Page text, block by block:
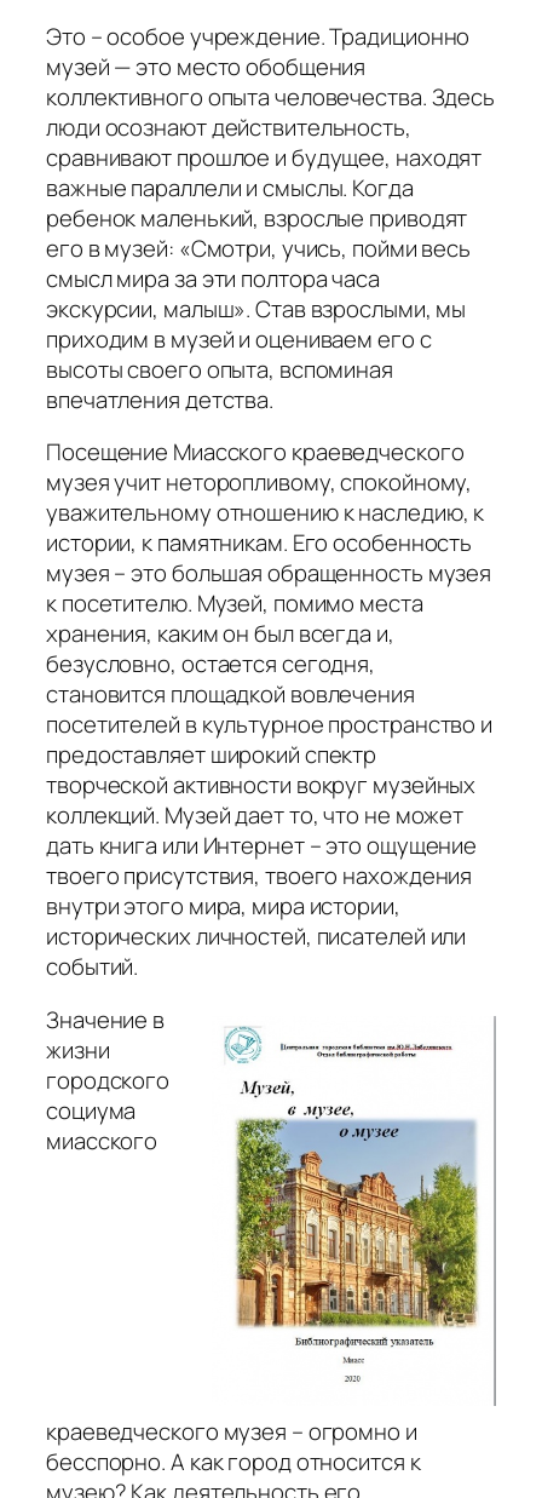
Это – особое учреждение. Традиционно
музей — это место обобщения
коллективного опыта человечества. Здесь
люди осознают действительность,
сравнивают прошлое и будущее, находят
важные параллели и смыслы. Когда
ребенок маленький, взрослые приводят
его в музей: «Смотри, учись, пойми весь
смысл мира за эти полтора часа
экскурсии, малыш». Став взрослыми, мы
приходим в музей и оцениваем его с
высоты своего опыта, вспоминая
впечатления детства.
Посещение Миасского краеведческого
музея учит неторопливому, спокойному,
уважительному отношению к наследию, к
истории, к памятникам. Его особенность
музея – это большая обращенность музея
к посетителю. Музей, помимо места
хранения, каким он был всегда и,
безусловно, остается сегодня,
становится площадкой вовлечения
посетителей в культурное пространство и
предоставляет широкий спектр
творческой активности вокруг музейных
коллекций. Музей дает то, что не может
дать книга или Интернет – это ощущение
твоего присутствия, твоего нахождения
внутри этого мира, мира истории,
исторических личностей, писателей или
событий.
Значение в
жизни
городского
социума
миасского
краеведческого музея – огромно и
бесспорно. А как город относится к